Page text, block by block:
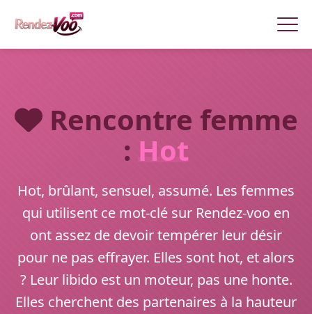
Rencontre femme
: Hot
Hot, brûlant, sensuel, assumé. Les femmes
qui utilisent ce mot-clé sur Rendez-voo en
ont assez de devoir tempérer leur désir
pour ne pas effrayer. Elles sont hot, et alors
? Leur libido est un moteur, pas une honte.
Elles cherchent des partenaires à la hauteur